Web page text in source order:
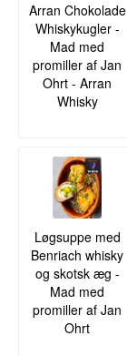
Arran Chokolade
Whiskykugler -
Mad med
promiller af Jan
Ohrt - Arran
Whisky
Løgsuppe med
Benriach whisky
og skotsk æg -
Mad med
promiller af Jan
Ohrt